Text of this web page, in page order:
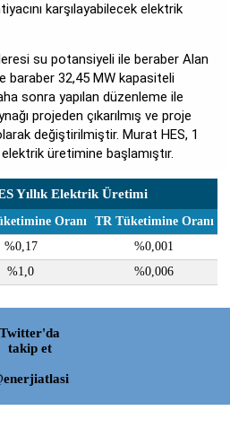
karşılayabilecek elektrik
su potansiyeli ile beraber Alan
baraber 32,45 MW kapasiteli
sonra yapılan düzenleme ile
projeden çıkarılmış ve proje
değiştirilmiştir. Murat HES, 1
üretimine başlamıştır.
Yıllık Elektrik Üretimi
Oranı
TR Tüketimine Oranı
%0,17
%0,001
%1,0 %0,006
Twitter'da
takip et